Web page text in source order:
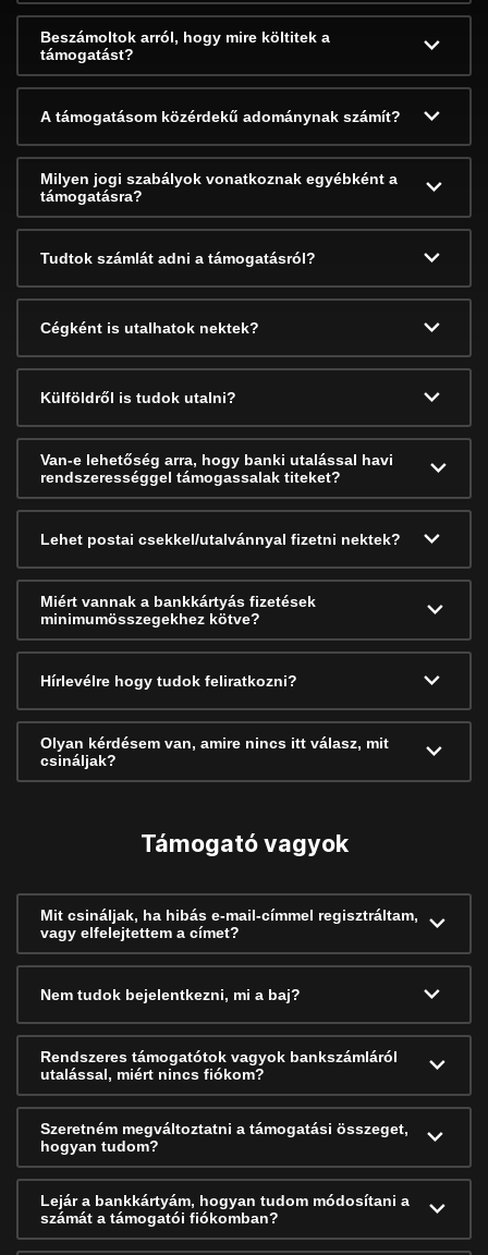
Beszámoltok arról, hogy mire költitek a
támogatást?
A támogatásom közérdekű adománynak számít?
Milyen jogi szabályok vonatkoznak egyébként a
támogatásra?
Tudtok számlát adni a támogatásról?
Cégként is utalhatok nektek?
Külföldről is tudok utalni?
Van-e lehetőség arra, hogy banki utalással havi
rendszerességgel támogassalak titeket?
Lehet postai csekkel/utalvánnyal fizetni nektek?
Miért vannak a bankkártyás fizetések
minimumösszegekhez kötve?
Hírlevélre hogy tudok feliratkozni?
Olyan kérdésem van, amire nincs itt válasz, mit
csináljak?
Támogató vagyok
Mit csináljak, ha hibás e-mail-címmel regisztráltam,
vagy elfelejtettem a címet?
Nem tudok bejelentkezni, mi a baj?
Rendszeres támogatótok vagyok bankszámláról
utalással, miért nincs fiókom?
Szeretném megváltoztatni a támogatási összeget,
hogyan tudom?
Lejár a bankkártyám, hogyan tudom módosítani a
számát a támogatói fiókomban?